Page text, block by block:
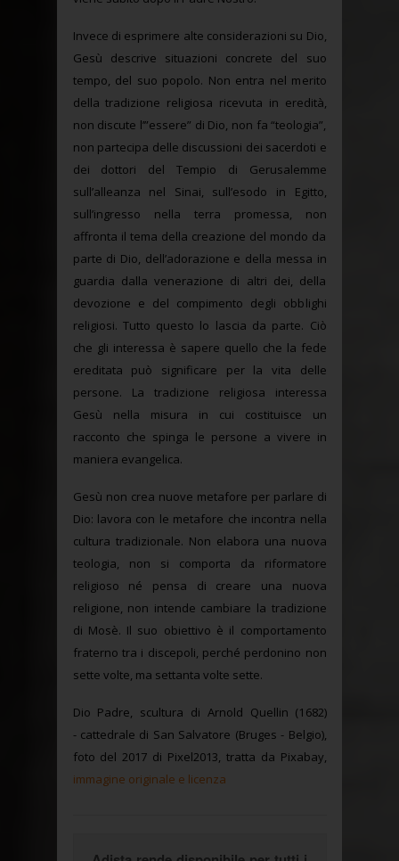
Invece di esprimere alte considerazioni su Dio,
Gesù descrive situazioni concrete del suo
tempo, del suo popolo. Non entra nel merito
della tradizione religiosa ricevuta in eredità,
non discute l’”essere” di Dio, non fa “teologia”,
non partecipa delle discussioni dei sacerdoti e
dei dottori del Tempio di Gerusalemme
sull’alleanza nel Sinai, sull’esodo in Egitto,
sull’ingresso nella terra promessa, non
affronta il tema della creazione del mondo da
parte di Dio, dell’adorazione e della messa in
guardia dalla venerazione di altri dei, della
devozione e del compimento degli obblighi
religiosi. Tutto questo lo lascia da parte. Ciò
che gli interessa è sapere quello che la fede
ereditata può significare per la vita delle
persone. La tradizione religiosa interessa
Gesù nella misura in cui costituisce un
racconto che spinga le persone a vivere in
maniera evangelica.
Gesù non crea nuove metafore per parlare di
Dio: lavora con le metafore che incontra nella
cultura tradizionale. Non elabora una nuova
teologia, non si comporta da riformatore
religioso né pensa di creare una nuova
religione, non intende cambiare la tradizione
di Mosè. Il suo obiettivo è il comportamento
fraterno tra i discepoli, perché perdonino non
sette volte, ma settanta volte sette.
Dio Padre, scultura di Arnold Quellin (1682)
- cattedrale di San Salvatore (Bruges - Belgio),
foto del 2017 di Pixel2013, tratta da Pixabay,
immagine originale e licenza